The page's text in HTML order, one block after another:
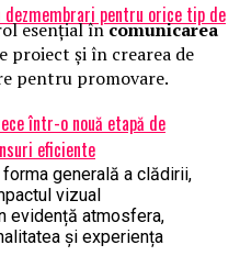
pentru orice tip de
într-o nouă etapă de
eficiente
esențial încomunicarea
proiect și în crearea de
pentru promovare.
generală a clădirii,
vizual
evidență atmosfera,
și experiența